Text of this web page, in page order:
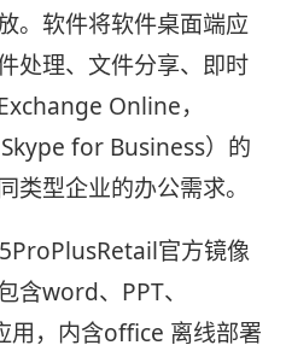
。软件将软件桌面端应
处理、文件分享、即时
Online，
for Business）的
类型企业的办公需求。
官方镜像
含word、PPT、
，内含office 离线部署